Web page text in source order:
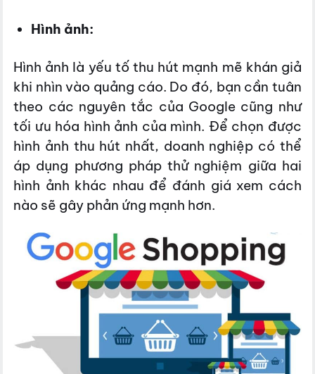
Hình ảnh:
Hình ảnh là yếu tố thu hút mạnh mẽ khán giả
khi nhìn vào quảng cáo. Do đó, bạn cần tuân
theo các nguyên tắc của Google cũng như
tối ưu hóa hình ảnh của mình. Để chọn được
hình ảnh thu hút nhất, doanh nghiệp có thể
áp dụng phương pháp thử nghiệm giữa hai
hình ảnh khác nhau để đánh giá xem cách
nào sẽ gây phản ứng mạnh hơn.